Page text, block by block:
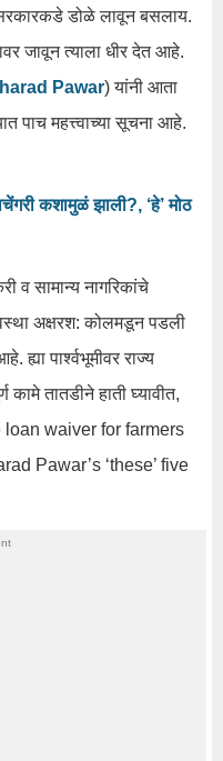
डोळे लावून बसलाय.
जावून त्याला धीर देत आहे.
Pawar) यांनी आता
पाच महत्त्वाच्या सूचना आहे.
कशामुळं झाली?, ‘हे’ मोठ
व सामान्य नागरिकांचे
अक्षरश: कोलमडून पडली
ह्या पार्श्वभूमीवर राज्य
कामे तातडीने हाती घ्यावीत,
loan waiver for farmers
Pawar’s ‘these’ five